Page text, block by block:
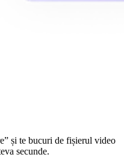
și te bucuri de fișierul video
secunde.